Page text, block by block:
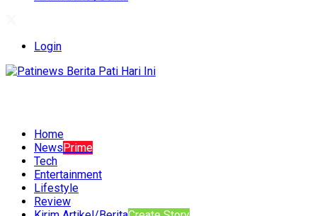
Login
Home
NewsPrime
Tech
Entertainment
Lifestyle
Review